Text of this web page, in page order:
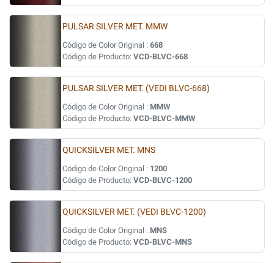
PULSAR SILVER MET. MMW
Código de Color Original : 668
Código de Producto: VCD-BLVC-668
PULSAR SILVER MET. (VEDI BLVC-668)
Código de Color Original : MMW
Código de Producto: VCD-BLVC-MMW
QUICKSILVER MET. MNS
Código de Color Original : 1200
Código de Producto: VCD-BLVC-1200
QUICKSILVER MET. (VEDI BLVC-1200)
Código de Color Original : MNS
Código de Producto: VCD-BLVC-MNS